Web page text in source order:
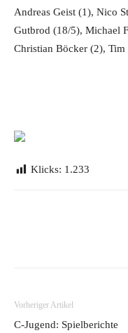
Andreas Geist (1), Nico
Gutbrod (18/5), Michael
Christian Böcker (2), Tim
Klicks: 1.233
Vorheriger Artikel
C-Jugend: Spielberichte